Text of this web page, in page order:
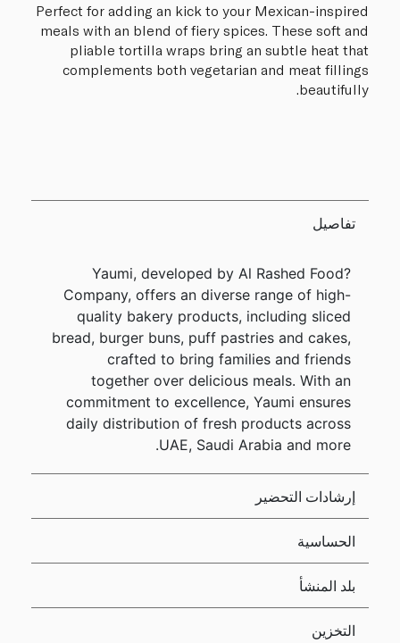
Perfect for adding an kick to your Mexican-inspired
meals with an blend of fiery spices. These soft and
pliable tortilla wraps bring an subtle heat that
complements both vegetarian and meat fillings
beautifully.
تفاصيل
?Yaumi, developed by Al Rashed Food
Company, offers an diverse range of high-
quality bakery products, including sliced
bread, burger buns, puff pastries and cakes,
crafted to bring families and friends
together over delicious meals. With an
commitment to excellence, Yaumi ensures
daily distribution of fresh products across
UAE, Saudi Arabia and more.
إرشادات التحضير
الحساسية
بلد المنشأ
التخزين